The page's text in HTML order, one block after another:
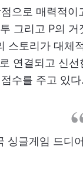
으로 매력적
그리고 P의
스토리가 대체
연결되고 신
수를 주고 있다.
싱글게임 드디